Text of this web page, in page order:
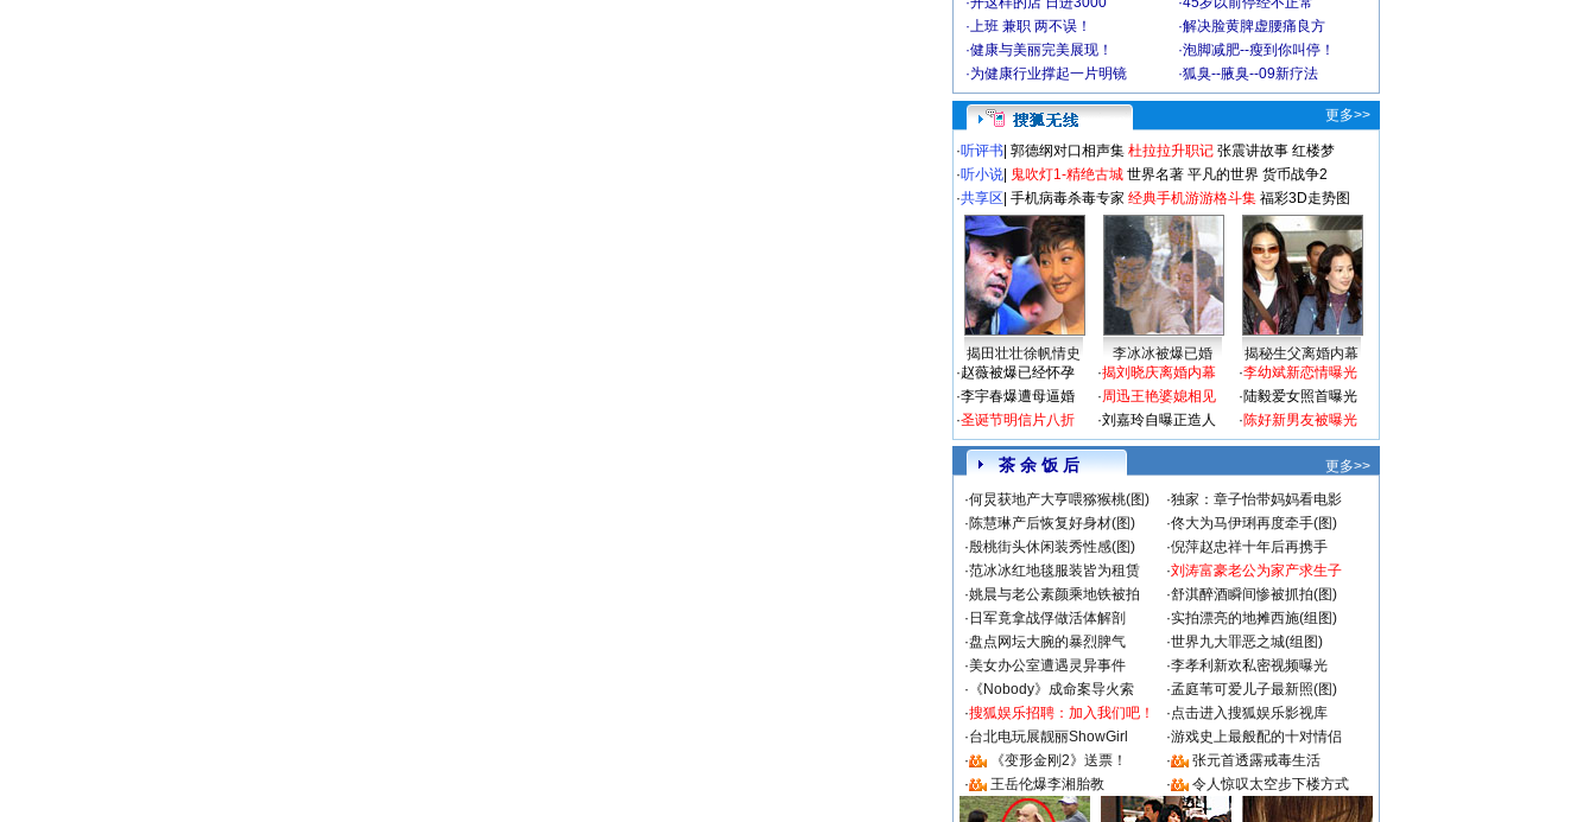
·上班 兼职 两不误！ ·解决脸黄脾虚腰痛良方
·健康与美丽完美展现！ ·泡脚减肥--瘦到你叫停！
·为健康行业撑起一片明镜 ·狐臭--腋臭--09新疗法
更多>>
·听评书 郭德纲对口相声集 杜拉拉升职记 张震讲故事 红楼梦
·听小说 鬼吹灯1-精绝古城 世界名著 平凡的世界 货币战争2
·共享区 手机病毒杀毒专家 经典手机游游格斗集 福彩3D走势图
揭田壮壮徐帆情史 李冰冰被爆已婚
揭秘生父离婚内幕
·赵薇被爆已经怀孕
·李宇春爆遭母逼婚
·圣诞节明信片八折
·揭刘晓庆离婚内幕
·周迅王艳婆媳相见
·刘嘉玲自曝正造人
·李幼斌新恋情曝光
·陆毅爱女照首曝光
·陈好新男友被曝光
茶 余 饭 后
更多>>
·何炅获地产大亨喂猕猴桃(图) ·独家：章子怡带妈妈看电影
·陈慧琳产后恢复好身材(图) ·佟大为马伊琍再度牵手(图)
·殷桃街头休闲装秀性感(图) ·倪萍赵忠祥十年后再携手
·范冰冰红地毯服装皆为租赁 ·刘涛富豪老公为家产求生子
·姚晨与老公素颜乘地铁被拍 ·舒淇醉酒瞬间惨被抓拍(图)
· 日军竟拿战俘做活体解剖 ·实拍漂亮的地摊西施(组图)
·盘点网坛大腕的暴烈脾气 ·世界九大罪恶之城(组图)
·美女办公室遭遇灵异事件 ·李孝利新欢私密视频曝光
· 《Nobody》成命案导火索 ·孟庭苇可爱儿子最新照(图)
·搜狐娱乐招聘：加入我们吧！ ·点击进入搜狐娱乐影视库
·台北电玩展靓丽ShowGirl ·游戏史上最般配的十对情侣
·
《变形金刚2》送票！ ·
张元首透露戒毒生活
·
王岳伦爆李湘胎教 · 令人惊叹太空步下楼方式